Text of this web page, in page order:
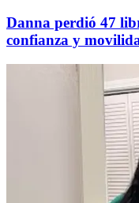
Danna perdió 47
confianza y